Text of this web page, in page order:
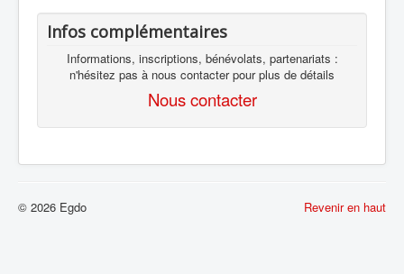
Infos complémentaires
Informations, inscriptions, bénévolats, partenariats :
n'hésitez pas à nous contacter pour plus de détails
Nous contacter
Revenir en haut
© 2026 Egdo